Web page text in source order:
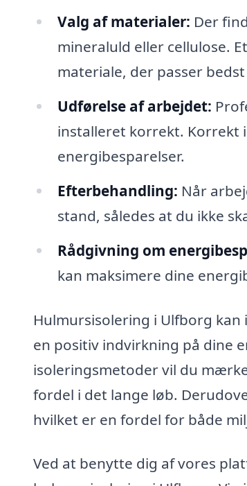
Valg af materialer: Der
mineraluld eller cellulose.
materiale, der passer
Udførelse af arbejdet:
installeret korrekt. Korrekt
energibesparelser.
Efterbehandling: Når
stand, således at du ikke
Rådgivning om
kan maksimere dine
Hulmursisolering i Ulfborg
en positiv indvirkning på dine
isoleringsmetoder vil du
fordel i det lange løb.
hvilket er en fordel for både
Ved at benytte dig af vores